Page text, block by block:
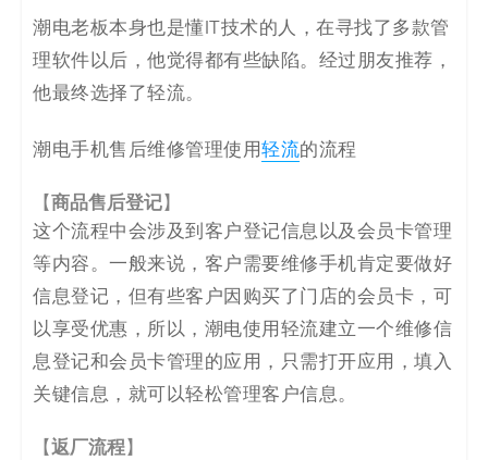
潮电老板本身也是懂IT技术的人，在寻找了多款管
理软件以后，他觉得都有些缺陷。经过朋友推荐，
他最终选择了轻流。
潮电手机售后维修管理使用轻流的流程
【商品售后登记】
这个流程中会涉及到客户登记信息以及会员卡管理
等内容。一般来说，客户需要维修手机肯定要做好
信息登记，但有些客户因购买了门店的会员卡，可
以享受优惠，所以，潮电使用轻流建立一个维修信
息登记和会员卡管理的应用，只需打开应用，填入
关键信息，就可以轻松管理客户信息。
【返厂流程】